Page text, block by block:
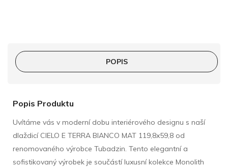
POPIS
Popis Produktu
Uvítáme vás v moderní dobu interiérového designu s naší
dlaždicí CIELO E TERRA BIANCO MAT 119,8x59,8 od
renomovaného výrobce Tubadzin. Tento elegantní a
sofistikovaný výrobek je součástí luxusní kolekce Monolith